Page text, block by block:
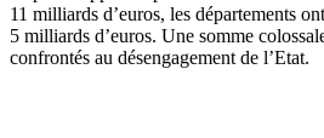
11 milliards d’euros, les départements
5 milliards d’euros. Une somme
confrontés au désengagement de l’Etat.